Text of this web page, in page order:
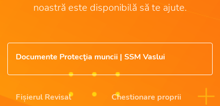
noastră este disponibilă să te ajute.
Documente Protecţia muncii | SSM Vaslui
Fișierul Revisal Chestionare proprii